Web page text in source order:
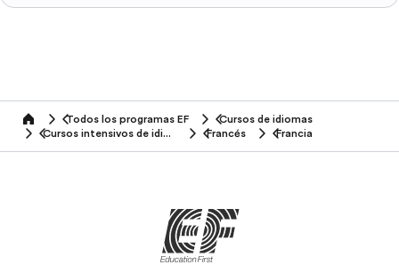
home Todos los programas EF
Cursos de idiomas
Cursos intensivos de idiomas
Francés Francia